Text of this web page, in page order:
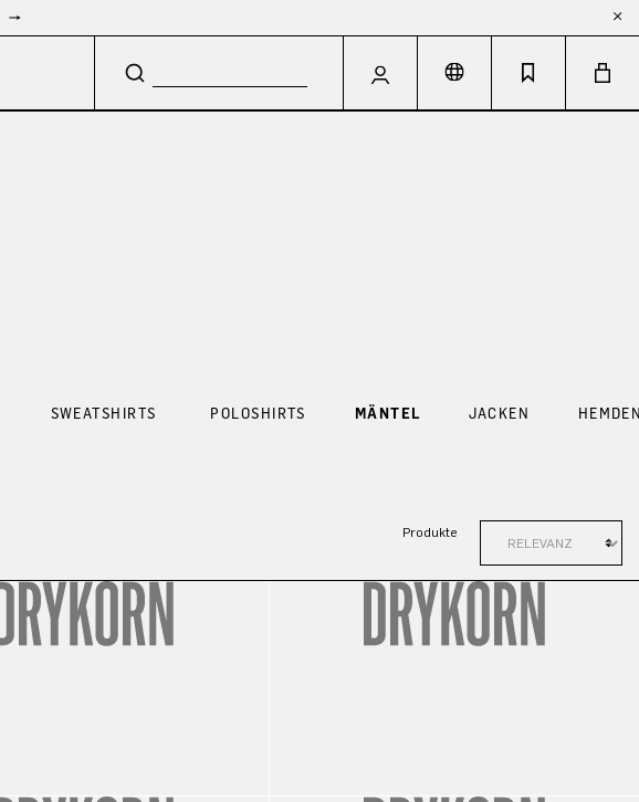
SWEATSHIRTS POLOSHIRTS MÄNTEL JACKEN
Produkte